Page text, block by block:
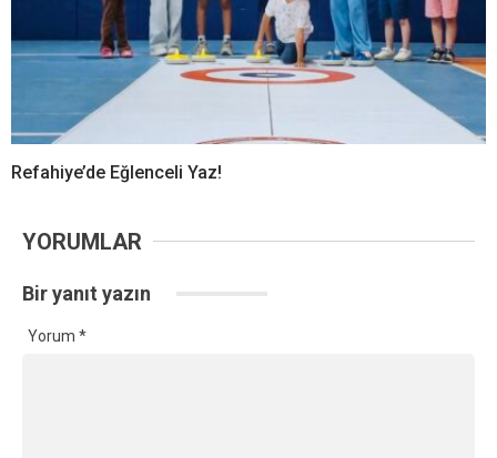
Refahiye’de Eğlenceli Yaz!
YORUMLAR
Bir yanıt yazın
Yorum *